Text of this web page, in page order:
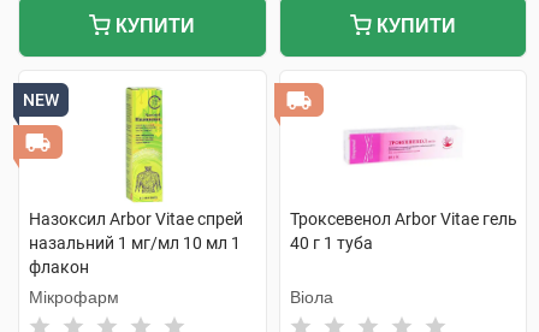
КУПИТИ КУПИТИ
NEW
Назоксил Arbor Vitae спрей
назальний 1 мг/мл 10 мл 1
флакон
Мікрофарм
Троксевенол Arbor Vitae гель
40 г 1 туба
Віола